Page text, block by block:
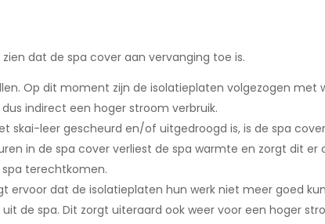
dat de spa cover aan vervanging toe is.
Op dit moment zijn de isolatieplaten volgezogen
indirect een hoger stroom verbruik.
skai-leer gescheurd en/of uitgedroogd is, is de spa
in de spa cover verliest de spa warmte en zorgt dit
terechtkomen.
ervoor dat de isolatieplaten hun werk niet meer goed
de spa. Dit zorgt uiteraard ook weer voor een hoger